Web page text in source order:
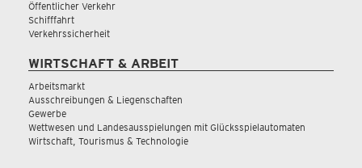
Öffentlicher Verkehr
Schifffahrt
Verkehrssicherheit
WIRTSCHAFT & ARBEIT
Arbeitsmarkt
Ausschreibungen & Liegenschaften
Gewerbe
Wettwesen und Landesausspielungen mit Glücksspielautomaten
Wirtschaft, Tourismus & Technologie